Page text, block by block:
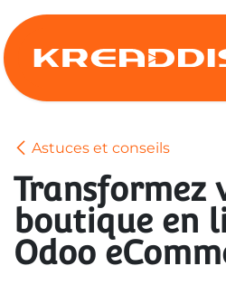
Se rendre au contenu
Astuces et conseils
Transformez
boutique en
Odoo